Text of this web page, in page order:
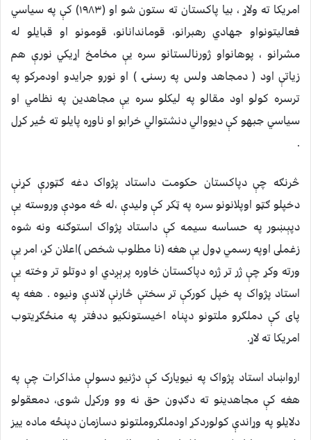
امريکا ته ولاړ ، بيا پاکستان ته ستون شو او (١٩٨٣) کې په سياسي
فعاليتونواو جهادي رهبرانو، قوماندانانو، قومونو او قبايلو له
مشرانو ، پوهانواو ژورنالستانو سره يې مخامخ اړيکي نورې هم
زياتې اود ( دمجاهد ولس په رسنۍ ) او نورو جرايدو اودمرکو په
ترسره کولو اود مقالو په ليکلو سره يې مجاهدين په نظامي او
سياسي جبهو کې ديووالي دنشتوالي خرابو او ناوړه پايلو ته ځير کړل
.
څرنګه چې دپاکستان حکومت داستاد پژواک دغه ګټورې کړنې
دخپلو ګټو اوپلانونو سره په ټکر کې وليدې ،له څه مودې وروسته يې
دپېښور په حساسه سيمه کې داستاد پژواک استوګنه ونه شوه
زغملى اوپه رسمي ډول يې هغه (نا مطلوب شخص )اعلان کړ، امر يې
ورته وکړ چې ژر تر ژره دپاکستان خاوره پرېږدي او دوتلو تر وخته يې
استاد پژواک په خپل کورکې تر سختې څارنې لاندې ونيوه . هغه په
پاى کې دملګرو ملتونو دپناه اخيستونکيو ددفتر په منځګړيتوب
امريکا ته لاړ.
ارواښاد استاد پژواک په نيويارک کې دژنيو دسولې مذاکرات چې په
هغه کې مجاهدينو ته دګډون حق نه وو ورکړل شوى، دمعقولو
دلايلو په وړاندې کولوردکړ اودملګروملتونو دسازمان دپنځه ماده ييز